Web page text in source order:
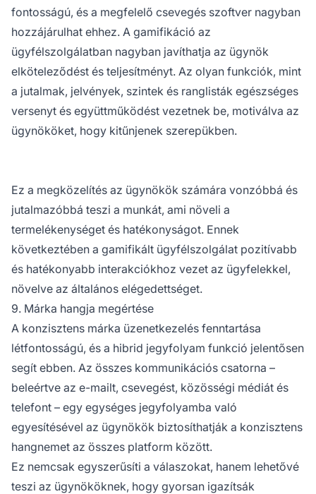
fontosságú, és a megfelelő csevegés szoftver nagyban
hozzájárulhat ehhez. A gamifikáció az
ügyfélszolgálatban nagyban javíthatja az ügynök
elköteleződést és teljesítményt. Az olyan funkciók, mint
a jutalmak, jelvények, szintek és ranglisták egészséges
versenyt és együttműködést vezetnek be, motiválva az
ügynököket, hogy kitűnjenek szerepükben.
Ez a megközelítés az ügynökök számára vonzóbbá és
jutalmazóbbá teszi a munkát, ami növeli a
termelékenységet és hatékonyságot. Ennek
következtében a gamifikált ügyfélszolgálat pozitívabb
és hatékonyabb interakciókhoz vezet az ügyfelekkel,
növelve az általános elégedettséget.
9. Márka hangja megértése
A konzisztens márka üzenetkezelés fenntartása
létfontosságú, és a hibrid jegyfolyam funkció jelentősen
segít ebben. Az összes kommunikációs csatorna –
beleértve az e-mailt, csevegést, közösségi médiát és
telefont – egy egységes jegyfolyamba való
egyesítésével az ügynökök biztosíthatják a konzisztens
hangnemet az összes platform között.
Ez nemcsak egyszerűsíti a válaszokat, hanem lehetővé
teszi az ügynököknek, hogy gyorsan igazítsák